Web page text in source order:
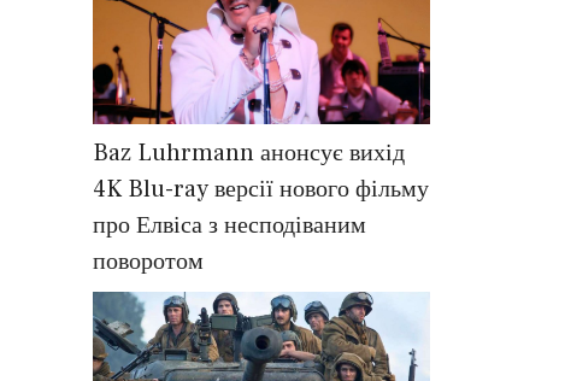
Baz Luhrmann анонсує вихід
4K Blu-ray версії нового фільму
про Елвіса з несподіваним
поворотом